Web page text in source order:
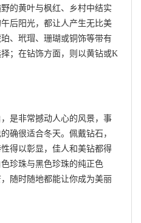
的黄叶与枫红、乡村中结实
后阳光，都让人产生无比美
、玳瑁、珊瑚或铜饰等带有
；在钻饰方面，则以黄钻或K
是非常撼动人心的风景，事
确很适合冬天。佩戴钻石，
得以彰显，佳人和美钻都得
珍珠与黑色珍珠的纯正色
随时随地都能让你成为美丽